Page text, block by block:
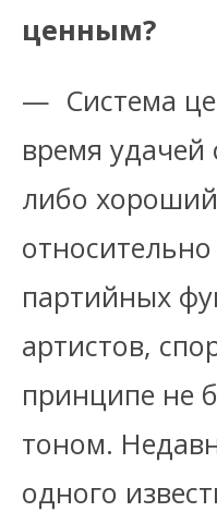
ценным?
— Система
время удачей
либо
партийных
артистов,
принципе не
тоном.
одного